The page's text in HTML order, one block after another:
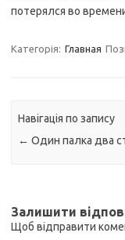
потерялся во
Категорія: Главная
Навігація по запису
← Один палка два
Залишити
Щоб відправити